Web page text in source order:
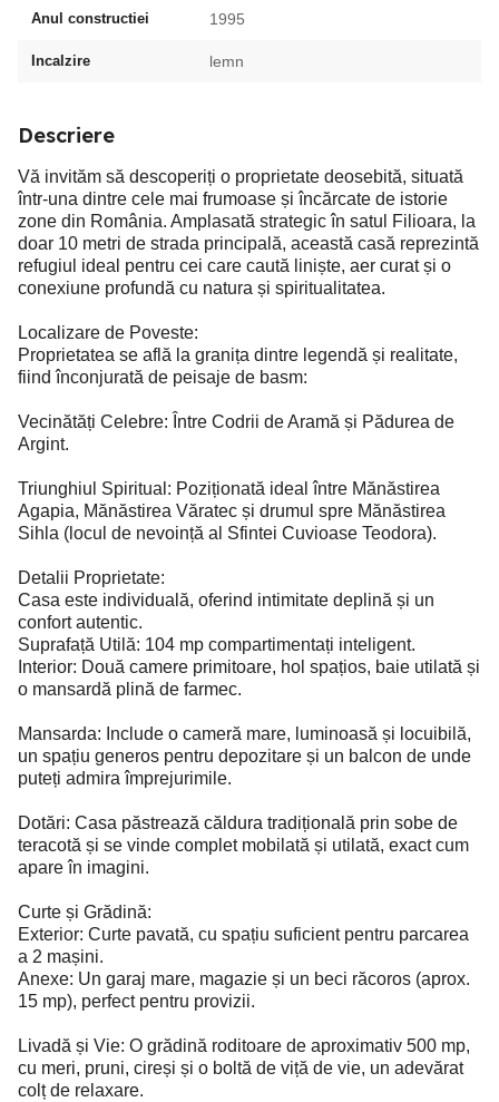
Anul constructiei 1995
Incalzire lemn
Descriere
Vă invităm să descoperiți o proprietate deosebită, situată
într-una dintre cele mai frumoase și încărcate de istorie
zone din România. Amplasată strategic în satul Filioara, la
doar 10 metri de strada principală, această casă reprezintă
refugiul ideal pentru cei care caută liniște, aer curat și o
conexiune profundă cu natura și spiritualitatea.
Localizare de Poveste:
Proprietatea se află la granița dintre legendă și realitate,
fiind înconjurată de peisaje de basm:
Vecinătăți Celebre: Între Codrii de Aramă și Pădurea de
Argint.
Triunghiul Spiritual: Poziționată ideal între Mănăstirea
Agapia, Mănăstirea Văratec și drumul spre Mănăstirea
Sihla (locul de nevoință al Sfintei Cuvioase Teodora).
Detalii Proprietate:
Casa este individuală, oferind intimitate deplină și un
confort autentic.
Suprafață Utilă: 104 mp compartimentați inteligent.
Interior: Două camere primitoare, hol spațios, baie utilată și
o mansardă plină de farmec.
Mansarda: Include o cameră mare, luminoasă și locuibilă,
un spațiu generos pentru depozitare și un balcon de unde
puteți admira împrejurimile.
Dotări: Casa păstrează căldura tradițională prin sobe de
teracotă și se vinde complet mobilată și utilată, exact cum
apare în imagini.
Curte și Grădină:
Exterior: Curte pavată, cu spațiu suficient pentru parcarea
a 2 mașini.
Anexe: Un garaj mare, magazie și un beci răcoros (aprox.
15 mp), perfect pentru provizii.
Livadă și Vie: O grădină roditoare de aproximativ 500 mp,
cu meri, pruni, cireși și o boltă de viță de vie, un adevărat
colț de relaxare.